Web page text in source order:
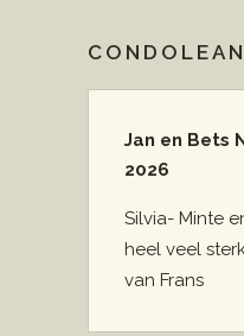
Jan en Bets
2026
Silvia- Minte
heel veel
van Frans